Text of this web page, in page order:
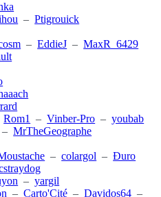
–Ptigrouick
–EddieJ –MaxR_6429
Rom1 –Vinber-Pro –youbab
–MrTheGeographe
–colargol –Đuro
–yargil
–Carto'Cité –Davidos64 –